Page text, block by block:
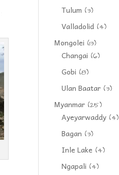
Tulum (3)
Valladolid (4)
Mongolei (13)
Changai (6)
Gobi (8)
Ulan Baatar (3)
Myanmar (25)
Ayeyarwaddy (4)
Bagan (3)
Inle Lake (4)
Ngapali (4)